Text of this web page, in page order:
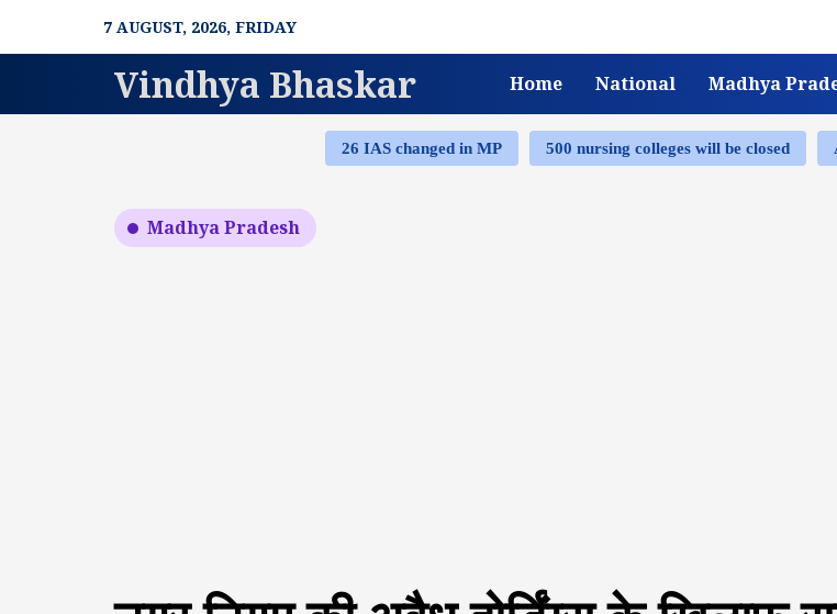
7 AUGUST, 2026, FRIDAY
Vindhya Bhaskar Home National Madhya
26 IAS changed in MP 500 nursing colleges will be closed
Madhya Pradesh